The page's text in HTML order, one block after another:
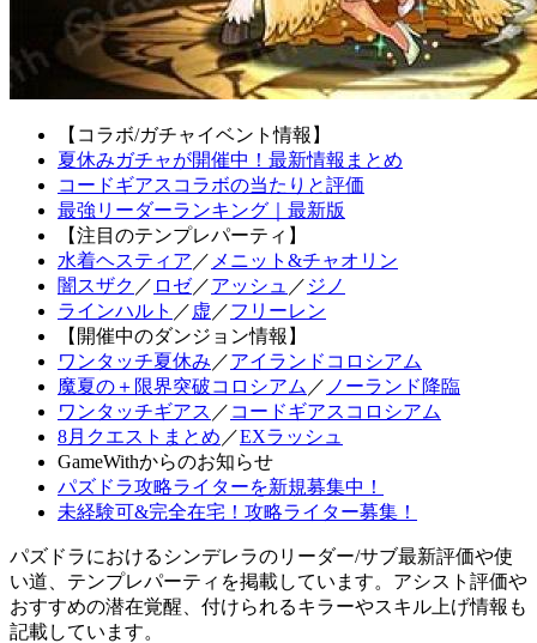
【コラボ/ガチャイベント情報】
夏休みガチャが開催中！最新情報まとめ
コードギアスコラボの当たりと評価
最強リーダーランキング｜最新版
【注目のテンプレパーティ】
水着ヘスティア ／ メニット&チャオリン
闇スザク ／ ロゼ／アッシュ ／ ジノ
ラインハルト ／ 虚 ／フリーレン
【開催中のダンジョン情報】
ワンタッチ夏休み ／アイランドコロシアム
魔夏の＋限界突破コロシアム ／ ノーランド降臨
ワンタッチギアス ／ コードギアスコロシアム
8月クエストまとめ ／EXラッシュ
GameWithからのお知らせ
パズドラ攻略ライターを新規募集中！
未経験可&完全在宅！攻略ライター募集！
パズドラにおけるシンデレラのリーダー/サブ最新評価や使
い道、テンプレパーティを掲載しています。アシスト評価や
おすすめの潜在覚醒、付けられるキラーやスキル上げ情報も
記載しています。